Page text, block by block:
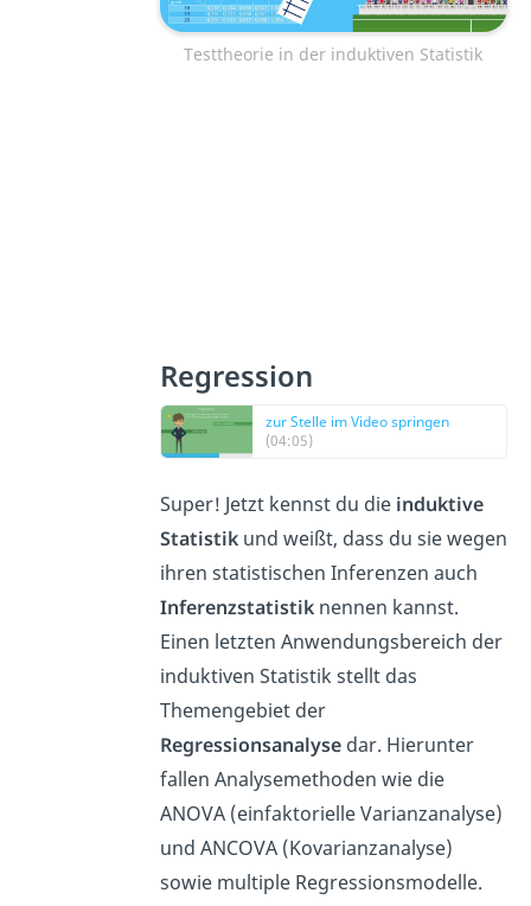
Testtheorie in der induktiven Statistik
Regression
zur Stelle im Video springen
(04:05)
Super! Jetzt kennst du die induktive
Statistikund weißt, dass du sie wegen
ihren statistischen Inferenzen auch
Inferenzstatistiknennen kannst.
Einen letzten Anwendungsbereich der
induktiven Statistik stellt das
Themengebiet der
Regressionsanalysedar. Hierunter
fallen Analysemethoden wie die
ANOVA (einfaktorielle Varianzanalyse)
und ANCOVA (Kovarianzanalyse)
sowie multiple Regressionsmodelle.